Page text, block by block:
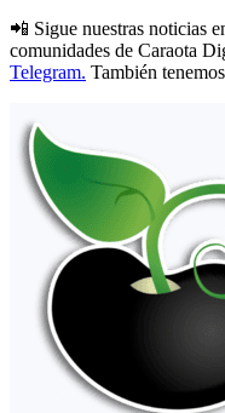
📲 Sigue nuestras noticias
comunidades de Caraota
Telegram. También